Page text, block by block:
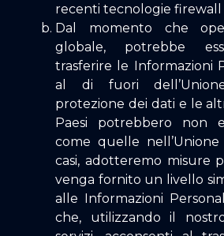
recenti tecnologie firewall
Dal momento che
globale, potrebbe
trasferire le Informazioni
al di fuori
protezione dei dati e le
Paesi potrebbero non
come quelle
casi, adotteremo misure
venga fornito un livello
alle Informazioni
che, utilizzando il